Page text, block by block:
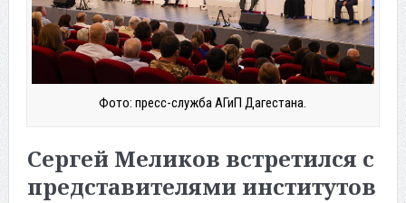
Фото: пресс-служба АГиП Дагестана.
Сергей Меликов встретился с
представителями институтов